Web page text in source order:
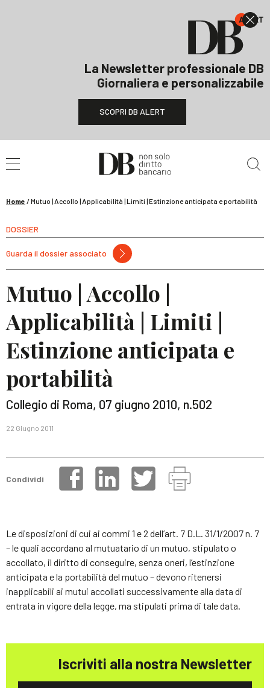
La Newsletter professionale DB
Giornaliera e personalizzabile
SCOPRI DB ALERT
Home /Mutuo | Accollo | Applicabilità | Limiti | Estinzione anticipata e portabilità
DOSSIER
Guarda il dossier associato
Mutuo | Accollo |
Applicabilità | Limiti |
Estinzione anticipata e
portabilità
Collegio di Roma, 07 giugno 2010, n.502
22 Giugno 2011
Condividi
Le disposizioni di cui ai commi 1 e 2 dell’art. 7 D.L. 31/1/2007 n. 7
– le quali accordano al mutuatario di un mutuo, stipulato o
accollato, il diritto di conseguire, senza oneri, l’estinzione
anticipata e la portabilità del mutuo – devono ritenersi
inapplicabili ai mutui accollati successivamente alla data di
entrata in vigore della legge, ma stipulati prima di tale data.
Iscriviti alla nostra Newsletter